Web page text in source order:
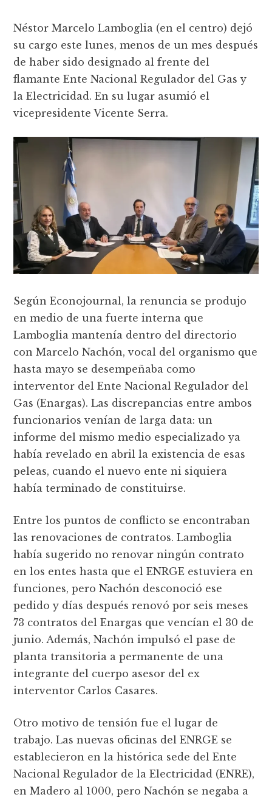
Néstor Marcelo Lamboglia (en el centro) dejó
su cargo este lunes, menos de un mes después
de haber sido designado al frente del
flamante Ente Nacional Regulador del Gas y
la Electricidad. En su lugar asumió el
vicepresidente Vicente Serra.
Según Econojournal, la renuncia se produjo
en medio de una fuerte interna que
Lamboglia mantenía dentro del directorio
con Marcelo Nachón, vocal del organismo que
hasta mayo se desempeñaba como
interventor del Ente Nacional Regulador del
Gas (Enargas). Las discrepancias entre ambos
funcionarios venían de larga data: un
informe del mismo medio especializado ya
había revelado en abril la existencia de esas
peleas, cuando el nuevo ente ni siquiera
había terminado de constituirse.
Entre los puntos de conflicto se encontraban
las renovaciones de contratos. Lamboglia
había sugerido no renovar ningún contrato
en los entes hasta que el ENRGE estuviera en
funciones, pero Nachón desconoció ese
pedido y días después renovó por seis meses
73 contratos del Enargas que vencían el 30 de
junio. Además, Nachón impulsó el pase de
planta transitoria a permanente de una
integrante del cuerpo asesor del ex
interventor Carlos Casares.
Otro motivo de tensión fue el lugar de
trabajo. Las nuevas oficinas del ENRGE se
establecieron en la histórica sede del Ente
Nacional Regulador de la Electricidad (ENRE),
en Madero al 1000, pero Nachón se negaba a